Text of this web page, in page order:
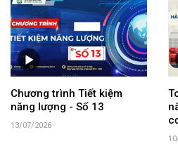
Chương trình Tiết kiệm
năng lượng - Số 13
13/07/2026